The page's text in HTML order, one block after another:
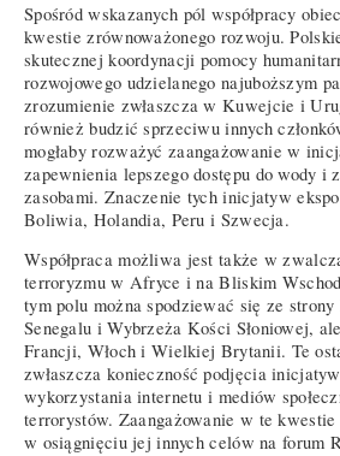
Spośród wskazanych pól współpracy
kwestie zrównoważonego rozwoju.
skutecznej koordynacji pomocy
rozwojowego udzielanego najuboższym
zrozumienie zwłaszcza w Kuwejcie i
również budzić sprzeciwu innych
mogłaby rozważyć zaangażowanie w
zapewnienia lepszego dostępu do wody i
zasobami. Znaczenie tych inicjatyw
Boliwia, Holandia, Peru i Szwecja.
Współpraca możliwa jest także w
terroryzmu w Afryce i na Bliskim
tym polu można spodziewać się ze
Senegalu i Wybrzeża Kości Słoniowej,
Francji, Włoch i Wielkiej Brytanii. Te
zwłaszcza konieczność podjęcia
wykorzystania internetu i mediów
terrorystów. Zaangażowanie w te kwestie
w osiągnięciu jej innych celów na forum